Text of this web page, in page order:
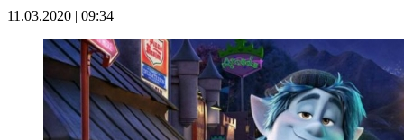
11.03.2020 | 09:34